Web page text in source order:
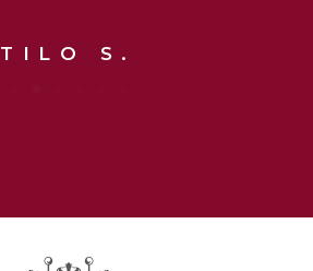
TILO S.